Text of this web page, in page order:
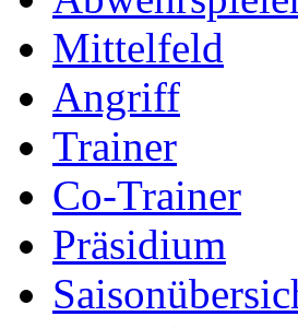
Mittelfeld
Angriff
Trainer
Co-Trainer
Präsidium